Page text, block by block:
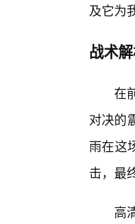
及它为
战术
在
对决的
雨在这
击，最
高